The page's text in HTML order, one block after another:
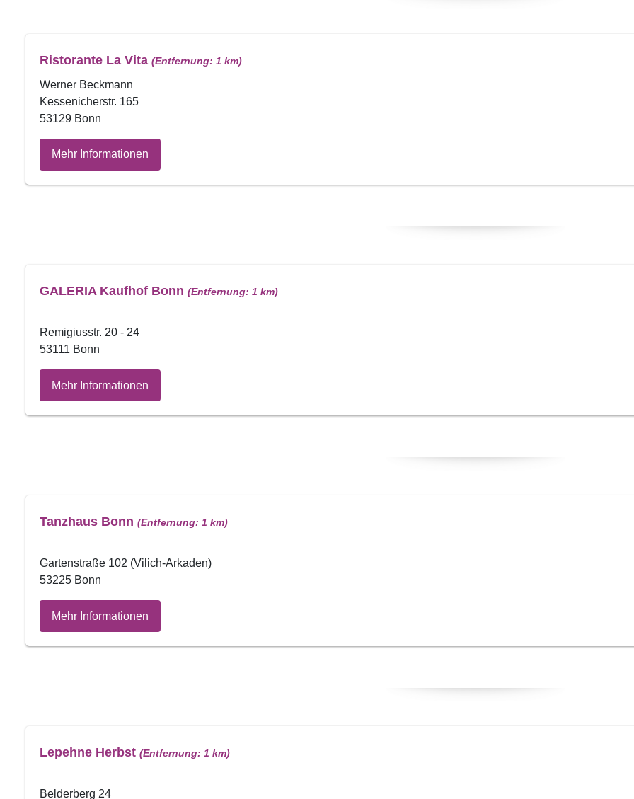
Ristorante La Vita (Entfernung: 1 km)
Werner Beckmann
Kessenicherstr. 165
53129 Bonn
Mehr Informationen
GALERIA Kaufhof Bonn (Entfernung: 1 km)
Remigiusstr. 20 - 24
53111 Bonn
Mehr Informationen
Tanzhaus Bonn (Entfernung: 1 km)
Gartenstraße 102 (Vilich-Arkaden)
53225 Bonn
Mehr Informationen
Lepehne Herbst (Entfernung: 1 km)
Belderberg 24